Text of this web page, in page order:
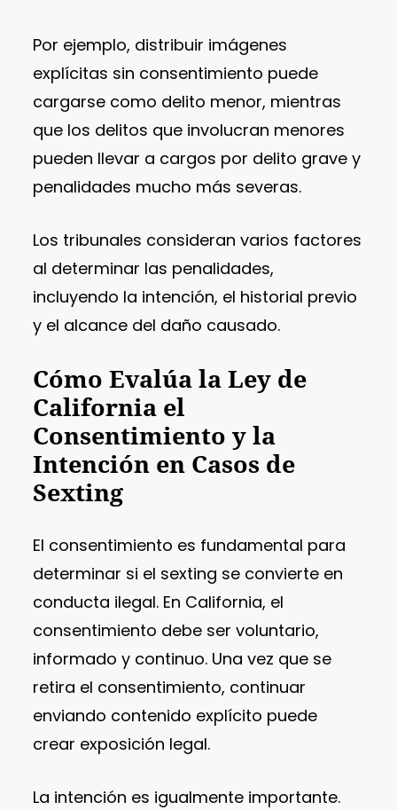
Por ejemplo, distribuir imágenes
explícitas sin consentimiento puede
cargarse como delito menor, mientras
que los delitos que involucran menores
pueden llevar a cargos por delito grave y
penalidades mucho más severas.
Los tribunales consideran varios factores
al determinar las penalidades,
incluyendo la intención, el historial previo
y el alcance del daño causado.
Cómo Evalúa la Ley de
California el
Consentimiento y la
Intención en Casos de
Sexting
El consentimiento es fundamental para
determinar si el sexting se convierte en
conducta ilegal. En California, el
consentimiento debe ser voluntario,
informado y continuo. Una vez que se
retira el consentimiento, continuar
enviando contenido explícito puede
crear exposición legal.
La intención es igualmente importante.